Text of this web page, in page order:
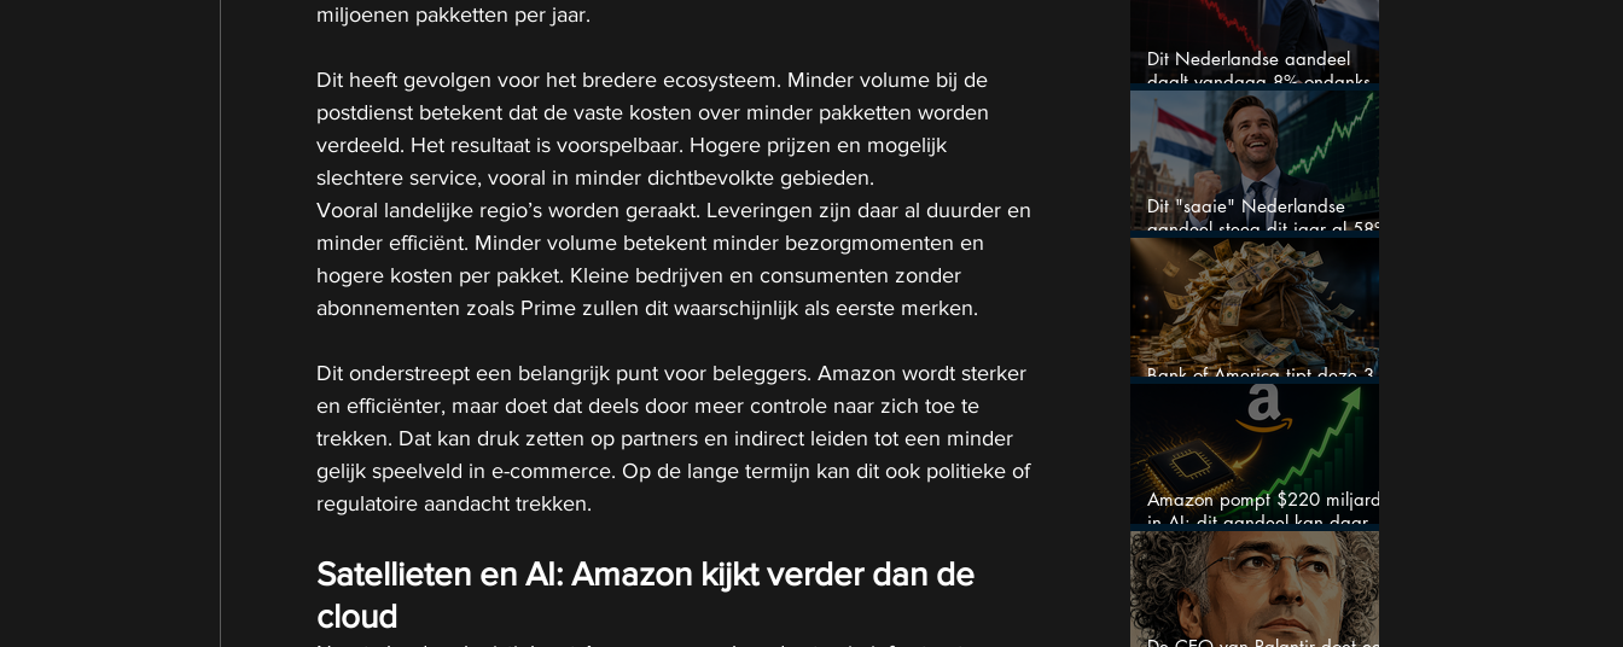
miljoenen pakketten per jaar.
Dit heeft gevolgen voor het bredere ecosysteem. Minder volume bij de
postdienst betekent dat de vaste kosten over minder pakketten worden
verdeeld. Het resultaat is voorspelbaar. Hogere prijzen en mogelijk
slechtere service, vooral in minder dichtbevolkte gebieden.
Vooral landelijke regio’s worden geraakt. Leveringen zijn daar al duurder en
minder efficiënt. Minder volume betekent minder bezorgmomenten en
hogere kosten per pakket. Kleine bedrijven en consumenten zonder
abonnementen zoals Prime zullen dit waarschijnlijk als eerste merken.
Dit onderstreept een belangrijk punt voor beleggers. Amazon wordt sterker
en efficiënter, maar doet dat deels door meer controle naar zich toe te
trekken. Dat kan druk zetten op partners en indirect leiden tot een minder
gelijk speelveld in e-commerce. Op de lange termijn kan dit ook politieke of
regulatoire aandacht trekken.
Satellieten en AI: Amazon kijkt verder dan de
cloud
Dit Nederlandse aandeel
daalt vandaag 8% ondanks
zeer sterke halfjaarcijfers en
positieve analistenadviezen:
mooie koopkans?
Dit "saaie" Nederlandse
aandeel steeg dit jaar al 58%
en wordt volgens analisten
onderschat
Bank of America tipt deze 3
chipaandelen
Amazon pompt $220 miljard
in AI: dit aandeel kan daar
explosief van profiteren